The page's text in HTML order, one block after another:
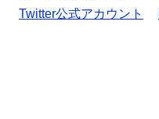
Twitter公式アカウント